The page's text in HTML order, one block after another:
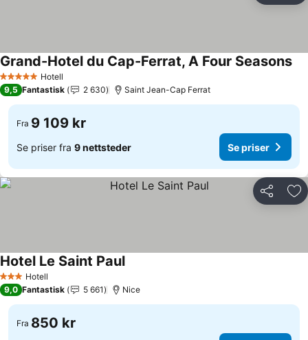
5 Stjerner Hotell
Grand-Hotel du Cap-Ferrat, A Four Seasons
9,5 Fantastisk 2 630 Saint Jean-Cap Ferrat
Fra 9 109 kr
Se priser fra 9 nettsteder Se priser
Del
3 StjernerHotell
Hotel Le Saint Paul
9,0 Fantastisk 5 661 Nice
Fra 850 kr